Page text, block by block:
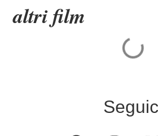
altri film